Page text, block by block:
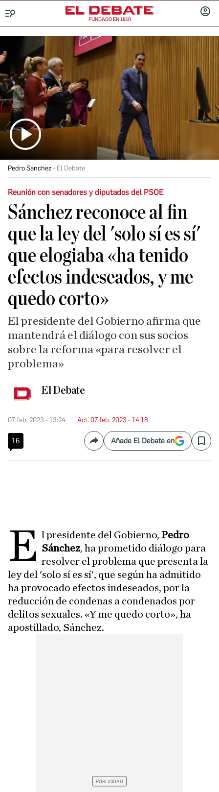
FUNDADO EN 1910
Pedro Sanchez El Debate
Reunión con senadores y diputados del PSOE
Sánchez reconoce al fin
que la ley del 'solo sí es sí'
que elogiaba «ha tenido
efectos indeseados, y me
quedo corto»
El presidente del Gobierno afirma que
mantendrá el diálogo con sus socios
sobre la reforma «para resolver el
problema»
El Debate
07 feb. 2023 - 13:24 Act. 07 feb. 2023 - 14:18
16 CompartirAñade El Debate en Save
E l presidente del Gobierno,Pedro
Sánchez, ha prometido diálogo para
resolver el problema que presenta la
ley del 'solo sí es sí', que según ha admitido
ha provocado efectos indeseados, por la
reducción de condenas a condenados por
delitos sexuales. «Y me quedo corto», ha
apostillado, Sánchez.